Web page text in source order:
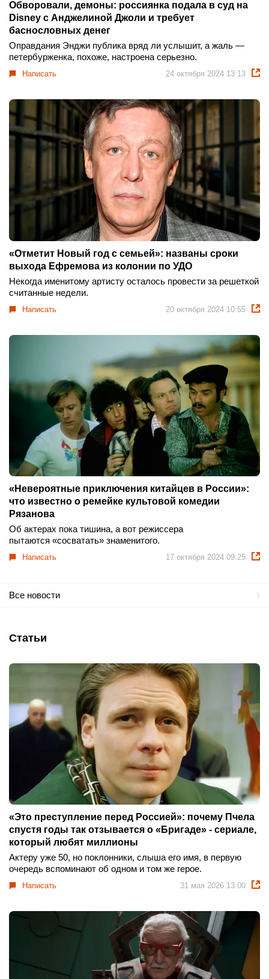
Обворовали, демоны: россиянка подала в суд на
Disney с Анджелиной Джоли и требует
баснословных денег
Оправдания Энджи публика вряд ли услышит, а жаль —
петербурженка, похоже, настроена серьезно.
Написать 24 октября 2024 13:13
«Отметит Новый год с семьей»: названы сроки
выхода Ефремова из колонии по УДО
Некогда именитому артисту осталось провести за решеткой
считанные недели.
Написать 20 октября 2024 10:55
«Невероятные приключения китайцев в России»:
что известно о ремейке культовой комедии
Рязанова
Об актерах пока тишина, а вот режиссера
пытаются «сосватать» знаменитого.
Написать 17 октября 2024 09:25
Все новости
Статьи
«Это преступление перед Россией»: почему Пчела
спустя годы так отзывается о «Бригаде» - сериале,
который любят миллионы
Актеру уже 50, но поклонники, слыша его имя, в первую
очередь вспоминают об одном и том же герое.
Написать 31 мая 2026 13:00